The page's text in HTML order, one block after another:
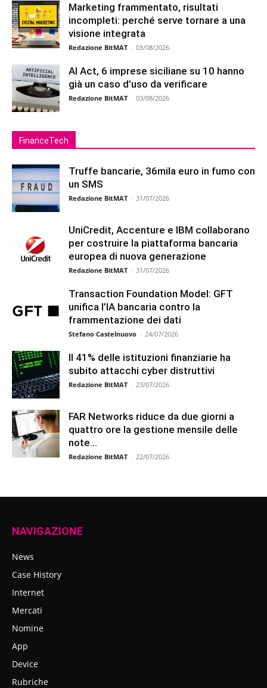
Marketing frammentato, risultati
incompleti: perché serve tornare a una
visione integrata
Redazione BitMAT - 03/08/2026
AI Act, 6 imprese siciliane su 10 hanno
già un caso d’uso da verificare
Redazione BitMAT - 03/08/2026
FinanceTech
Truffe bancarie, 36mila euro in fumo con
un SMS
Redazione BitMAT - 31/07/2026
UniCredit, Accenture e IBM collaborano
per costruire la piattaforma bancaria
europea di nuova generazione
Redazione BitMAT - 31/07/2026
Transaction Foundation Model: GFT
unifica l’IA bancaria contro la
frammentazione dei dati
Stefano Castelnuovo - 24/07/2026
Il 41% delle istituzioni finanziarie ha
subito attacchi cyber distruttivi
Redazione BitMAT - 23/07/2026
FAR Networks riduce da due giorni a
quattro ore la gestione mensile delle
note...
Redazione BitMAT - 22/07/2026
NAVIGAZIONE
News
Case History
Internet
Mercati
Nomine
App
Device
Rubriche